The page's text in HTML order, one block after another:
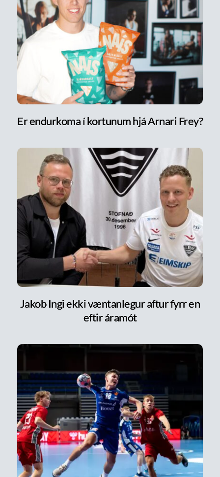
Er endurkoma í kortunum hjá Arnari Frey?
Jakob Ingi ekki væntanlegur aftur fyrr en
eftir áramót